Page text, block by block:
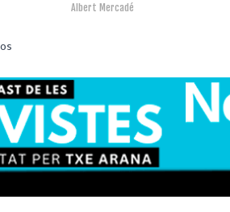
Albert Mercadé